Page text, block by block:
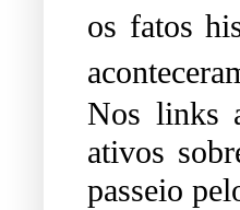
os fatos
Nos links
ativos
passeio